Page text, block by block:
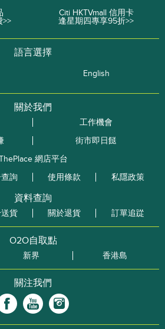
>>
Citi HKTVmall 信用卡
逢星期四專享95折>>
語言選擇
English
關於我們
工作機會
街市即日餸
網店平台
詢 使用條款 私隱政策
資料查詢
貨 關於退貨 訂單追踨
O2O自取點
新界 香港島
關注我們